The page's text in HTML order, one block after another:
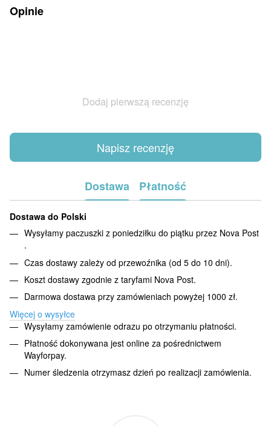
Opinie
Dodaj pierwszą recenzję
Napisz recenzję
Dostawa Płatność
Dostawa do Polski
Wysyłamy paczuszki z poniedziłku do piątku przez Nova Post
.
Czas dostawy zależy od przewoźnika (od 5 do 10 dni).
Koszt dostawy zgodnie z taryfami Nova Post.
Darmowa dostawa przy zamówieniach powyżej 1000 zł.
Więcej o wysyłce
Wysyłamy zamówienie odrazu po otrzymaniu płatności.
Płatność dokonywana jest online za pośrednictwem
Wayforpay.
Numer śledzenia otrzymasz dzień po realizacji zamówienia.